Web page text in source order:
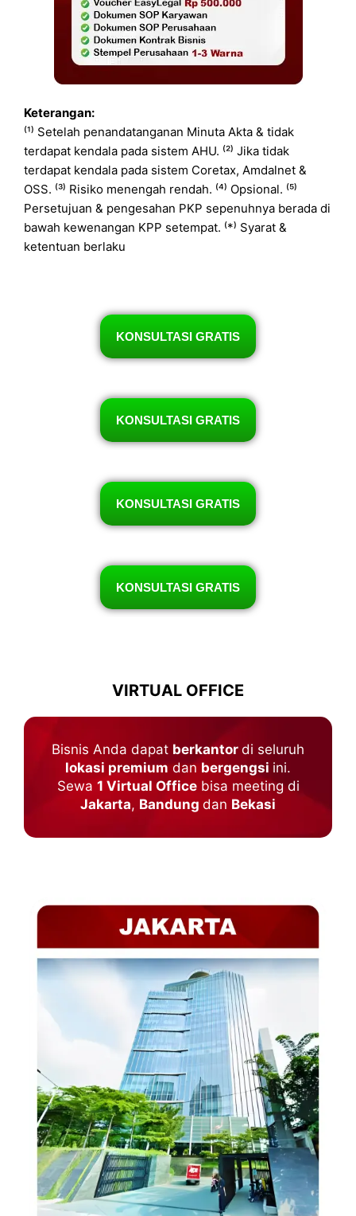
Keterangan:
⁽¹⁾ Setelah penandatanganan Minuta Akta & tidak
terdapat kendala pada sistem AHU. ⁽²⁾ Jika tidak
terdapat kendala pada sistem Coretax, Amdalnet &
OSS. ⁽³⁾ Risiko menengah rendah. ⁽⁴⁾ Opsional. ⁽⁵⁾
Persetujuan & pengesahan PKP sepenuhnya berada di
bawah kewenangan KPP setempat. ⁽*⁾ Syarat &
ketentuan berlaku
KONSULTASI GRATIS
KONSULTASI GRATIS
KONSULTASI GRATIS
KONSULTASI GRATIS
VIRTUAL OFFICE
Bisnis Anda dapat berkantor di seluruh
lokasi premium dan bergengsi ini.
Sewa 1 Virtual Officebisa meeting di
Jakarta, Bandung dan Bekasi